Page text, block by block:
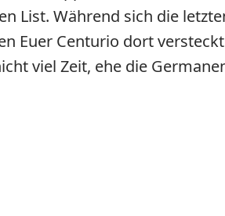
List. Während sich die
Euer Centurio dort
viel Zeit, ehe die